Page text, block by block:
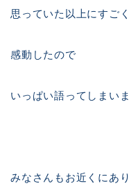
思っていた以上にすご
感動したので
いっぱい語ってしまい
みなさんもお近くにあ